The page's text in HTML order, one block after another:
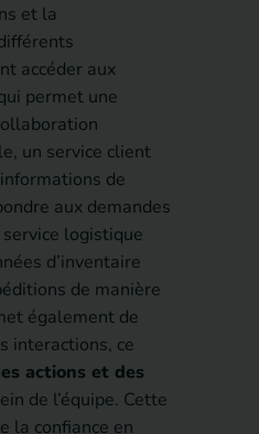
et la
accéder aux
permet une
un service client
de
aux demandes
logistique
d’inventaire
de manière
également de
interactions, ce
actions et des
de l’équipe. Cette
la confiance en